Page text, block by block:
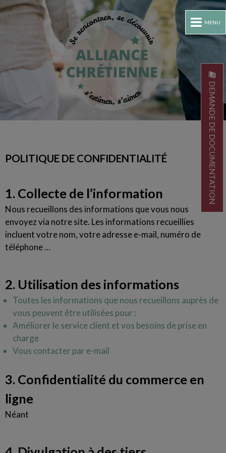
MENU
DEMANDE DE DOCUMENTATION
POLITIQUE DE CONFIDENTIALITÉ
1. Collecte de l’information
Nous recueillons des informations que vous nous
envoyez via notre site. Les informations recueillies
incluent votre nom, votre adresse e-mail, numéro de
téléphone ...
2. Utilisation des informations
Toutes les informations que nous recueillons auprès de
vous peuvent être utilisées pour :
Améliorer le service client et vos besoins de prise en
charge
Vous contacter par e-mail
3. Confidentialité du commerce en
ligne
Néant